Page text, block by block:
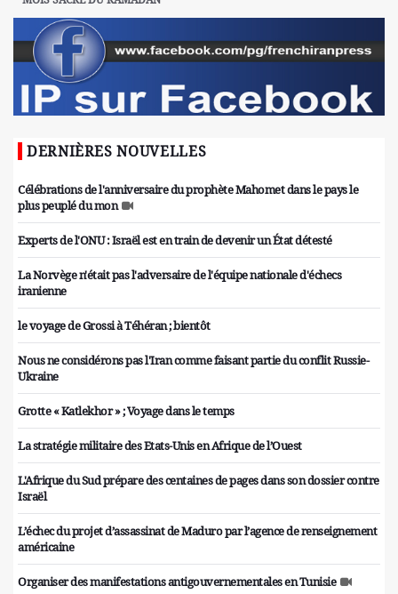
DERNIÈRES NOUVELLES
Célébrations de l'anniversaire du prophète Mahomet dans le pays le
plus peuplé du mon
Experts de l'ONU : Israël est en train de devenir un État détesté
La Norvège n'était pas l'adversaire de l'équipe nationale d'échecs
iranienne
le voyage de Grossi à Téhéran ; bientôt
Nous ne considérons pas l'Iran comme faisant partie du conflit Russie-
Ukraine
Grotte « Katlekhor » ; Voyage dans le temps
La stratégie militaire des Etats-Unis en Afrique de l’Ouest
L'Afrique du Sud prépare des centaines de pages dans son dossier contre
Israël
L’échec du projet d’assassinat de Maduro par l’agence de renseignement
américaine
Organiser des manifestations antigouvernementales en Tunisie